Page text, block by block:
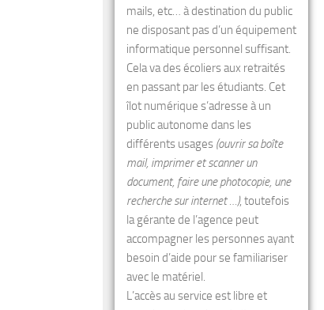
mails, etc… à destination du public
ne disposant pas d’un équipement
informatique personnel suffisant.
Cela va des écoliers aux retraités
en passant par les étudiants. Cet
îlot numérique s’adresse à un
public autonome dans les
différents usages (ouvrir sa boîte
mail, imprimer et scanner un
document, faire une photocopie, une
recherche sur internet …), toutefois
la gérante de l’agence peut
accompagner les personnes ayant
besoin d’aide pour se familiariser
avec le matériel.
L’accès au service est libre et